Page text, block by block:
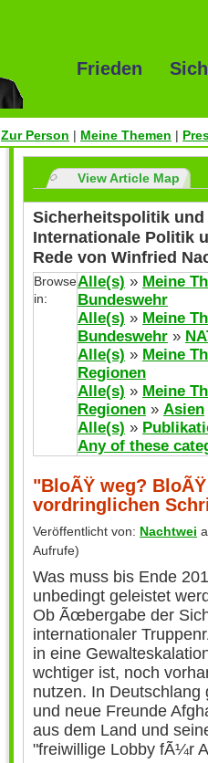
Frieden
Zur Person | Meine Themen |
View Article Map
Sicherheitspolitik und
Internationale Politik
Rede von Winfried
Browse
in:
Alle(s) » Meine
Bundeswehr
Alle(s) » Meine
Bundeswehr »
Alle(s) » Meine
Regionen
Alle(s) » Meine
Regionen » Asien
Alle(s) »
Any of these
"BloÃŸ weg?
vordringlichen
Veröffentlicht von: Nachtwei
Aufrufe)
Was muss bis Ende
unbedingt geleistet
Ob Ãœbergabe der
internationaler
in eine
wchtiger ist, noch
nutzen. In
und neue Freunde
aus dem Land und
"freiwillige Lobby fÃ¼r